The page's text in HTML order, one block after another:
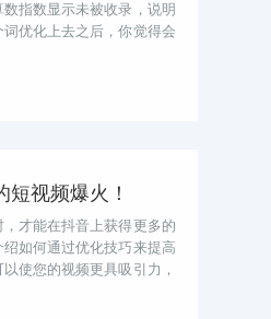
指数显示未被收录，说明
优化上去之后，你觉得会
视频爆火！
才能在抖音上获得更多的
如何通过优化技巧来提高
使您的视频更具吸引力，